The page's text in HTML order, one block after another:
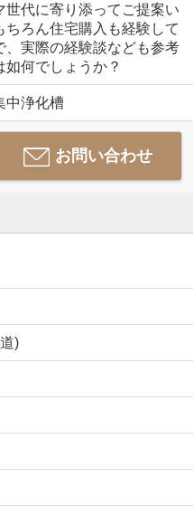
世代に寄り添ってご提案い
ちろん住宅購入も経験して
、実際の経験談なども参考
如何でしょうか？
中浄化槽
お問い合わせ
)